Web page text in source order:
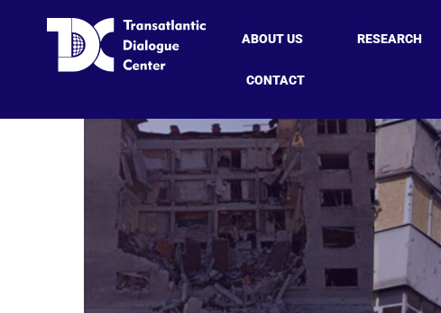
ABOUT US RESEARCH
CONTACT